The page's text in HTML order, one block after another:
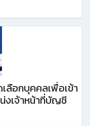
ลือกบุคคลเพื่อเข้า
งเจ้าหน้าที่บัญชี